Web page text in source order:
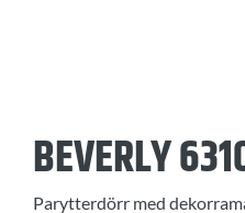
BEVERLY
Parytterdörr med